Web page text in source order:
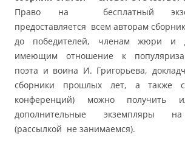
Право на бесплатный
предоставляется всем авторам
до победителей, членам жюри и
имеющим отношение к
поэта и воина И. Григорьева,
сборники прошлых лет, а также
конференций) можно получить
дополнительные экземпляры
(рассылкой не занимаемся).